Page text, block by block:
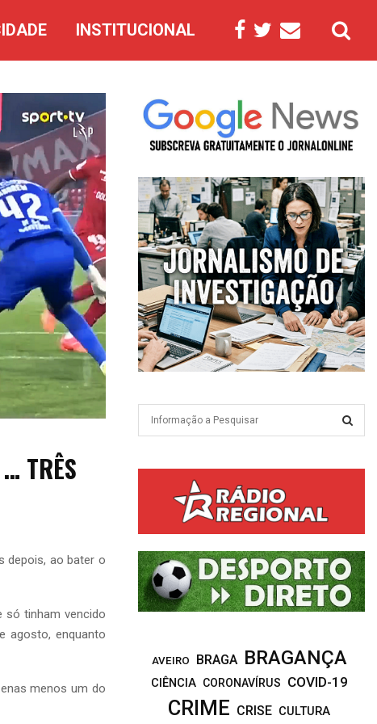
INSTITUCIONAL
TRÊS
depois, ao bater o
só tinham vencido
agosto, enquanto
menos um do
o
r
:
R
C
H
AVEIRO BRAGA BRAGANÇA
CIÊNCIA CORONAVÍRUS COVID-19
CRIME CRISE CULTURA